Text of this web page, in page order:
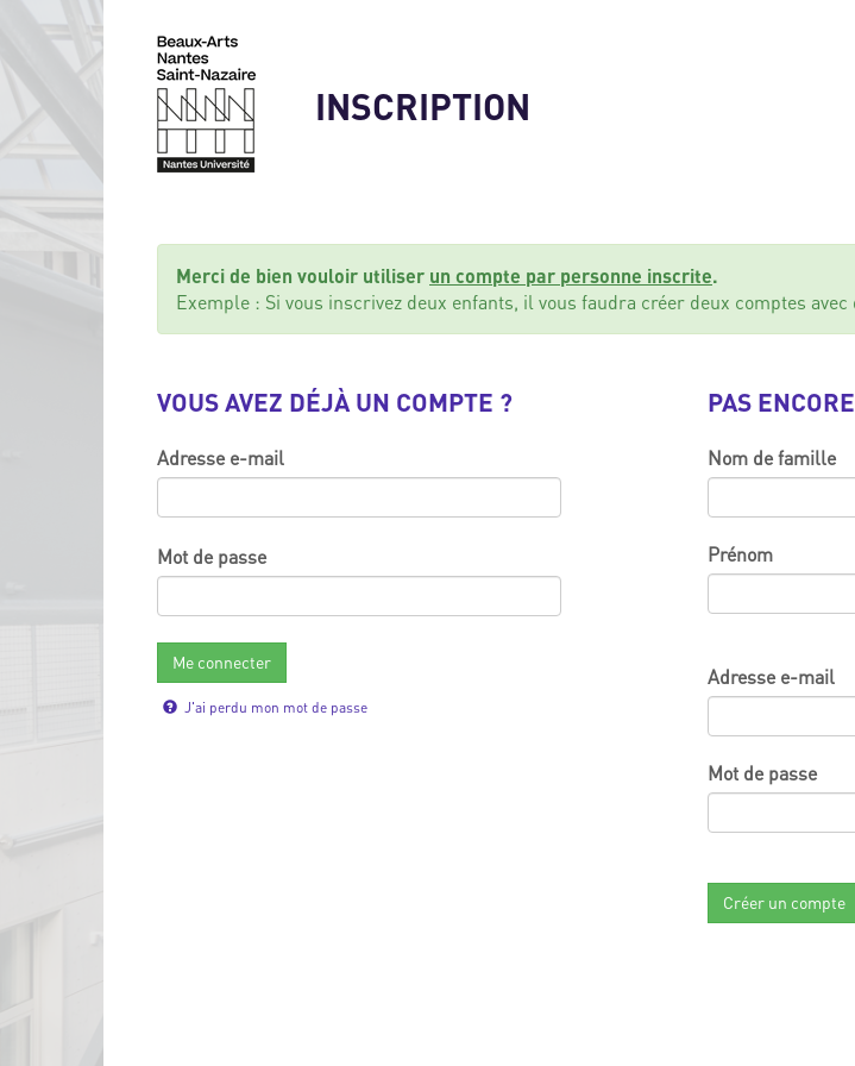
INSCRIPTION
Merci de bien vouloir utiliser un compte par personne inscrite.
Exemple : Si vous inscrivez deux enfants, il vous faudra créer deux comptes
VOUS AVEZ DÉJÀ UN COMPTE ?
Adresse e-mail
Mot de passe
J'ai perdu mon mot de passe
PAS
Nom de famille
Prénom
Adresse e-mail
Mot de passe